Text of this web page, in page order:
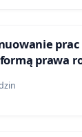
prawa